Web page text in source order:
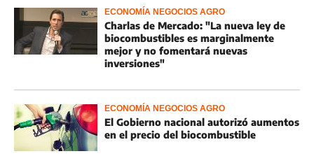
ECONOMÍA NEGOCIOS AGRO
Charlas de Mercado: "La nueva ley de
biocombustibles es marginalmente
mejor y no fomentará nuevas
inversiones"
ECONOMÍA NEGOCIOS AGRO
El Gobierno nacional autorizó aumentos
en el precio del biocombustible